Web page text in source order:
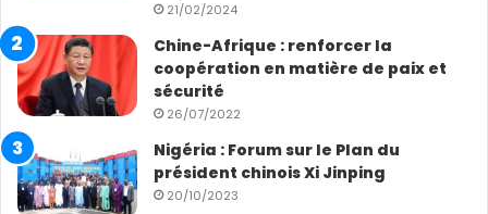
21/02/2024
Chine-Afrique : renforcer la
coopération en matière de paix et
sécurité
26/07/2022
Nigéria : Forum sur le Plan du
président chinois Xi Jinping
20/10/2023